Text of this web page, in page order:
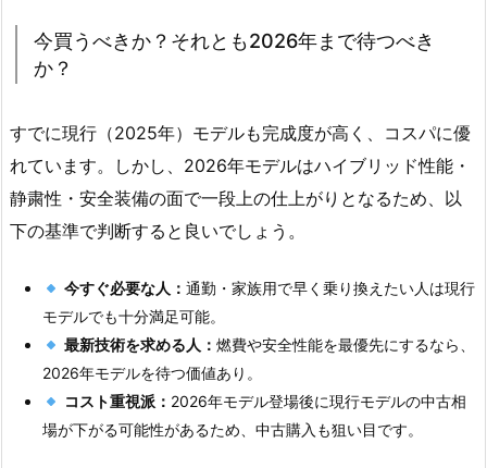
今買うべきか？それとも2026年まで待つべき
か？
すでに現行（2025年）モデルも完成度が高く、コスパに優
れています。しかし、2026年モデルはハイブリッド性能・
静粛性・安全装備の面で一段上の仕上がりとなるため、以
下の基準で判断すると良いでしょう。
今すぐ必要な人： 通勤・家族用で早く乗り換えたい人は現行
モデルでも十分満足可能。
最新技術を求める人： 燃費や安全性能を最優先にするなら、
2026年モデルを待つ価値あり。
コスト重視派： 2026年モデル登場後に現行モデルの中古相
場が下がる可能性があるため、中古購入も狙い目です。